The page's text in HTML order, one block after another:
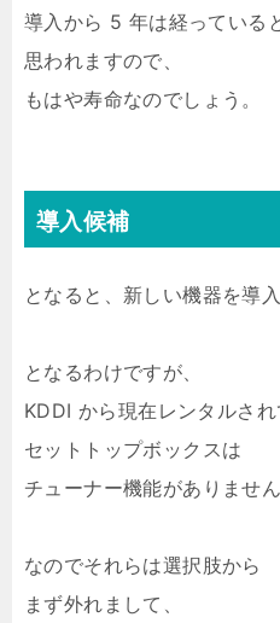
導入から 5 年は経っている
思われますので、
もはや寿命なのでしょう。
導入候補
となると、新しい機器を導入
となるわけですが、
KDDI から現在レンタルされ
セットトップボックスは
チューナー機能がありません
なのでそれらは選択肢から
まず外れまして、